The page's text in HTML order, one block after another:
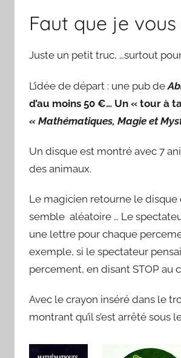
Faut que je
Juste un petit truc, …surtout
L’idée de départ : une pub de
d’au moins 50 €… Un « tour à
« Mathématiques, Magie et
Un disque est montré avec 7
des animaux.
Le magicien retourne le disque
semble aléatoire … Le
une lettre pour chaque
exemple, si le spectateur
percement, en disant STOP au
Avec le crayon inséré dans le
montrant qu’il s’est arrêté sous